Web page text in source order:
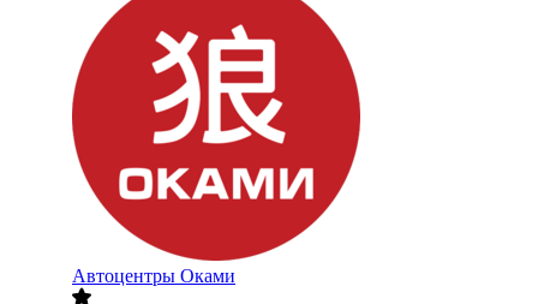
Автоцентры Оками